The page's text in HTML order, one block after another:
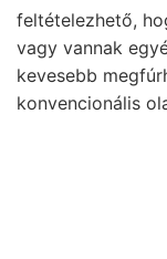
feltételezhető,
vagy vannak
kevesebb
konvencionális